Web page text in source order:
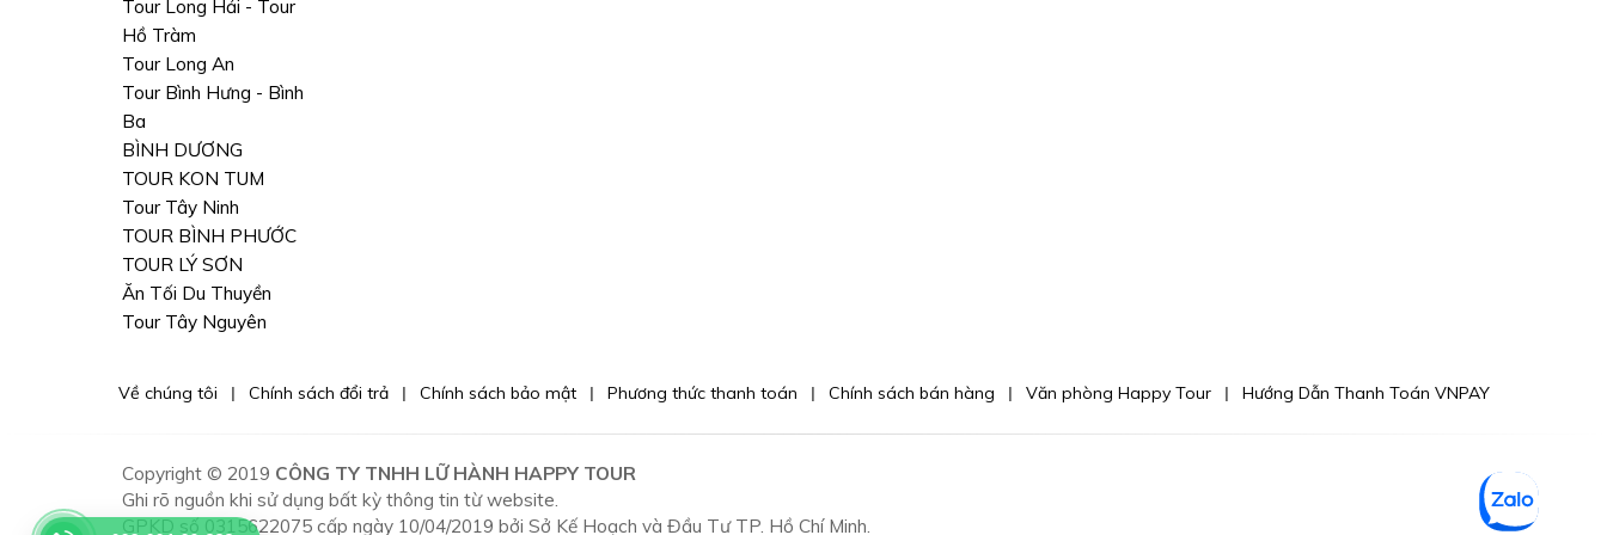
Tour Long Hải - Tour
Hồ Tràm
Tour Long An
Tour Bình Hưng - Bình
Ba
BÌNH DƯƠNG
TOUR KON TUM
Tour Tây Ninh
TOUR BÌNH PHƯỚC
TOUR LÝ SƠN
Ăn Tối Du Thuyền
Tour Tây Nguyên
Về chúng tôi Chính sách đổi trả Chính sách bảo mật Phương thức thanh toán Chính sách bán hàng Văn phòng Happy Tour Hướng Dẫn Thanh Toán VNPAY
Copyright © 2019 CÔNG TY TNHH LỮ HÀNH HAPPY TOUR
Ghi rõ nguồn khi sử dụng bất kỳ thông tin từ website.
GPKD số 0315622075 cấp ngày 10/04/2019 bởi Sở Kế Hoạch và Đầu Tư TP. Hồ Chí Minh.